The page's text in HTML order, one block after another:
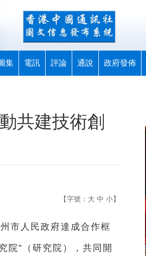
集 電訊 評論 通說 政府發佈
共建技術創
【字號： 大 中 小】
市人民政府達成合作框
院”（研究院），共同開